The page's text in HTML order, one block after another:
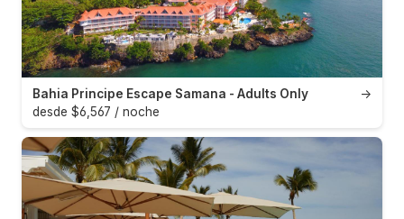
→
Bahia Principe Escape Samana - Adults Only
desde $6,567 / noche